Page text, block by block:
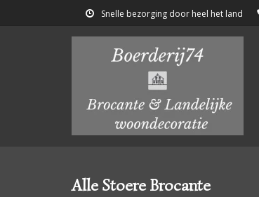
Snelle bezorging door heel het land
Alle Stoere Brocante